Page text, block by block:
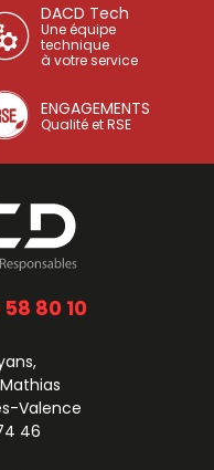
DACD Tech
Une équipe
technique
à votre service
ENGAGEMENTS
Qualité et RSE
80 10
Valence
46